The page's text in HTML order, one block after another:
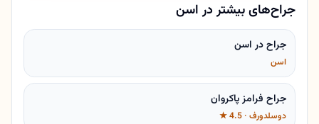
جراح‌های بیشتر در اسن
جراح در اسن
اسن
جراح فرامز پاکروان
دوسلدورف · 4.5 ★